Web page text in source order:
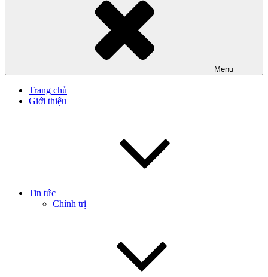
Menu
Trang chủ
Giới thiệu
Tin tức
Chính trị